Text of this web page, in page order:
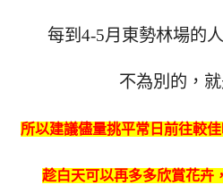
每到4-5月東勢林場的
不為別的，
所以建議儘量挑平常日前往較
趁白天可以再多多欣賞花卉